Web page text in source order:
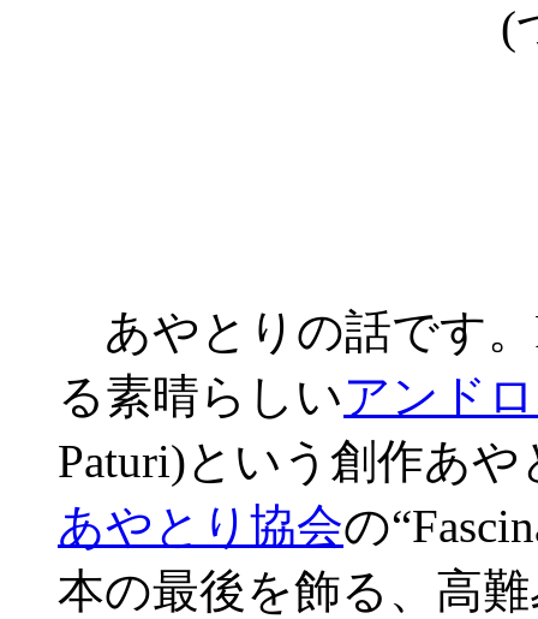
(
あやとりの話です。
る素晴らしいアンド
Paturi)という創作あ
あやとり協会の
本の最後を飾る、高